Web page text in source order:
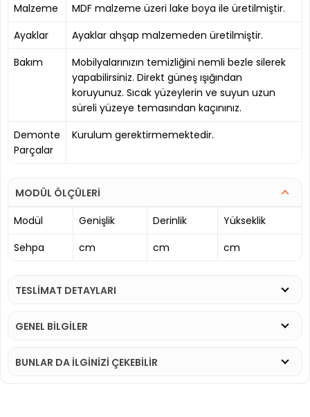
Malzeme
MDF malzeme üzeri lake boya ile üretilmiştir.
Ayaklar
Ayaklar ahşap malzemeden üretilmiştir.
Bakım
Mobilyalarınızın temizliğini nemli bezle silerek
yapabilirsiniz. Direkt güneş ışığından
koruyunuz. Sıcak yüzeylerin ve suyun uzun
süreli yüzeye temasından kaçınınız.
Demonte
Parçalar
Kurulum gerektirmemektedir.
MODÜL ÖLÇÜLERİ
Modül
Genişlik Derinlik
Yükseklik
Sehpa
cm cm cm
TESLİMAT DETAYLARI
GENEL BİLGİLER
BUNLAR DA İLGINIZI ÇEKEBILIR